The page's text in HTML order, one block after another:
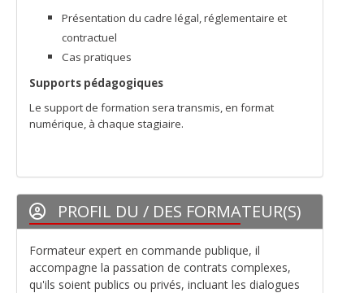
Présentation du cadre légal, réglementaire et
contractuel
Cas pratiques
Supports pédagogiques
Le support de formation sera transmis, en format
numérique, à chaque stagiaire.
PROFIL DU / DES FORMATEUR(S)
Formateur expert en commande publique, il
accompagne la passation de contrats complexes,
qu'ils soient publics ou privés, incluant les dialogues